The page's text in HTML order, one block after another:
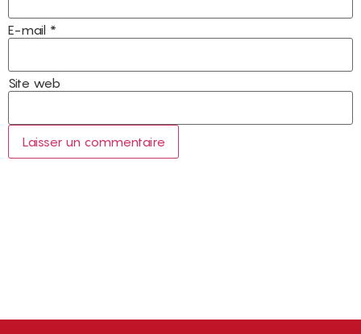
E-mail *
Site web